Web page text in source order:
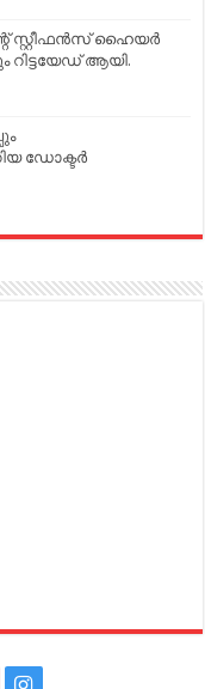
സ്റ്റീഫൻസ് ഹൈയർ
റിട്ടയേഡ് ആയി.
ഡോക്ടർ